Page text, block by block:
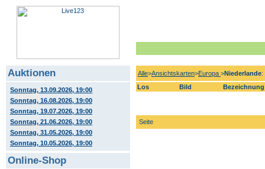
Auktionen
Sonntag, 13.09.2026, 19:00
Sonntag, 16.08.2026, 19:00
Sonntag, 19.07.2026, 19:00
Sonntag, 21.06.2026, 19:00
Sonntag, 31.05.2026, 19:00
Sonntag, 10.05.2026, 19:00
Online-Shop
Alle>Ansichtskarten>Europa >Niederlande:
Los
Bild Bezeichnung
Seite